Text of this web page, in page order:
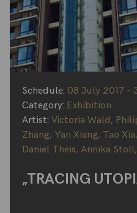
Schedule: 08 July 2017 -
Category: Exhibition
Artist: Victoria Wald,
Zhang, Yan Xiang, Tao Xia,
Daniel Theis, Annika Stoll,
„TRACING